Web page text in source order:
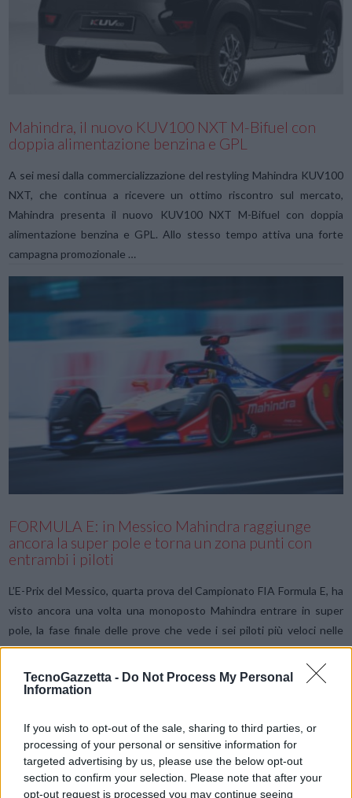
TecnoGazzetta - Do Not Process My Personal
Information
If you wish to opt-out of the sale, sharing to third parties, or
processing of your personal or sensitive information for
targeted advertising by us, please use the below opt-out
section to confirm your selection. Please note that after your
opt-out request is processed you may continue seeing
VIEW POST
VIEW POST
Mahindra, il nuovo KUV100 NXT M-Bifuel con
doppia alimentazione benzina e GPL
A sei mesi dalla commercializzazione del restyling Mahindra KUV100
NXT, che continua a ricevere un ottimo riscontro sul mercato,
Mahindra presenta il nuovo KUV100 NXT M-Bifuel con doppia
alimentazione benzina e GPL. Allo stesso tempo attiva una forte
campagna promozionale …
FORMULA E: in Messico Mahindra raggiunge
ancora la super pole e torna un zona punti con
entrambi i piloti
L’E-Prix del Messico, quarta prova del Campionato FIA Formula E, ha
visto ancora una volta una monoposto Mahindra entrare in super
pole, la fase finale delle prove che vede i sei piloti più veloci nelle
qualifiche, lottare per la pole …